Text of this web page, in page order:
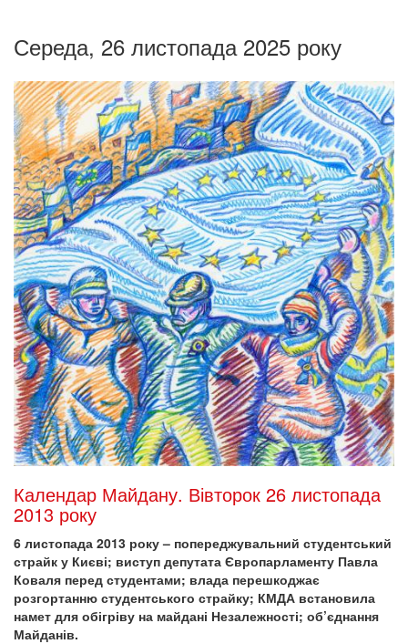
Середа, 26 листопада 2025 року
Календар Майдану. Вівторок 26 листопада
2013 року
6 листопада 2013 року – попереджувальний студентський
страйк у Києві; виступ депутата Європарламенту Павла
Коваля перед студентами; влада перешкоджає
розгортанню студентського страйку; КМДА встановила
намет для обігріву на майдані Незалежності; об’єднання
Майданів.